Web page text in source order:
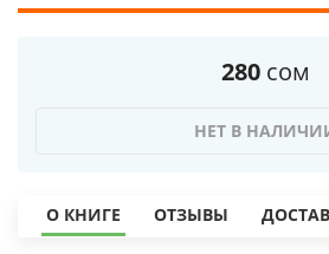
280 сом
НЕТ В
О КНИГЕ ОТЗЫВЫ